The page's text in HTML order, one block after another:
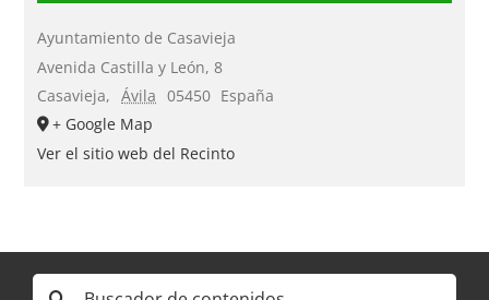
Ayuntamiento de Casavieja
Avenida Castilla y León, 8
Casavieja, Ávila 05450 España
+ Google Map
Ver el sitio web del Recinto
Buscar: